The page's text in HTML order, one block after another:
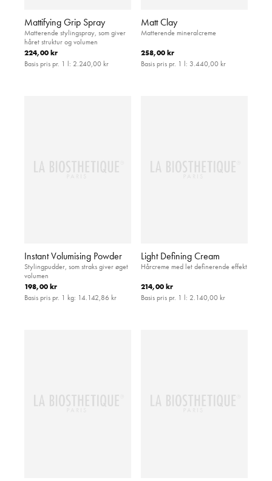
Mattifying Grip Spray
Matterende stylingspray, som giver
håret struktur og volumen
224,00 kr
Basis pris pr. 1 l: 2.240,00 kr
Matt Clay
Matterende mineralcreme
258,00 kr
Basis pris pr. 1 l: 3.440,00 kr
Instant Volumising Powder
Stylingpudder, som straks giver øget
volumen
198,00 kr
Basis pris pr. 1 kg: 14.142,86 kr
Light Defining Cream
Hårcreme med let definerende effekt
214,00 kr
Basis pris pr. 1 l: 2.140,00 kr